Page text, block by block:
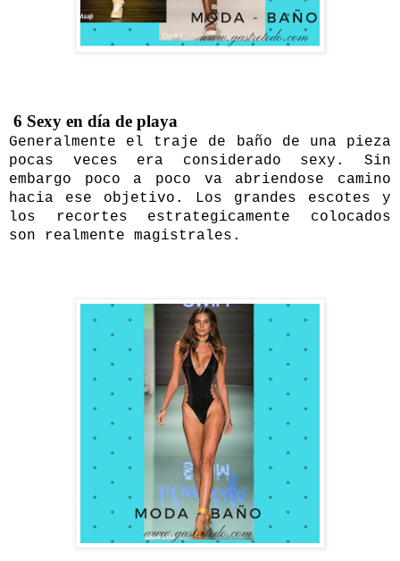
6 Sexy en día de playa
Generalmente el traje de baño de una pieza
pocas veces era considerado sexy. Sin
embargo poco a poco va abriendose camino
hacia ese objetivo. Los grandes escotes y
los recortes estrategicamente colocados
son realmente magistrales.